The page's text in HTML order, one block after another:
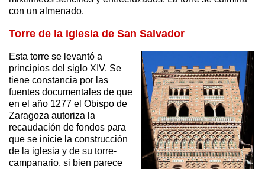
con un almenado.
Torre de la iglesia de San Salvador
Esta torre se levantó a
principios del siglo XIV. Se
tiene constancia por las
fuentes documentales de que
en el año 1277 el Obispo de
Zaragoza autoriza la
recaudación de fondos para
que se inicie la construcción
de la iglesia y de su torre-
campanario, si bien parece